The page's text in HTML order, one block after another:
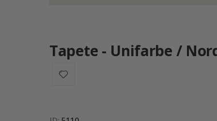
Tapete - Unifarbe /